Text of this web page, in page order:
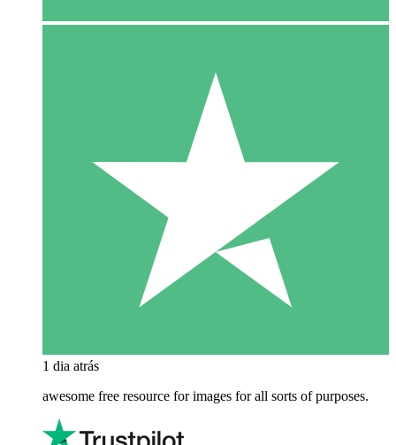
1 dia atrás
awesome free resource for images for all sorts of purposes.